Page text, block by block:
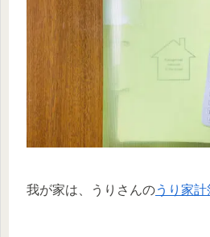
我が家は、うりさんのうり家計